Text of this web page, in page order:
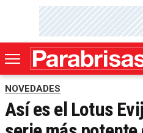
NOVEDADES
Así es el Lotus